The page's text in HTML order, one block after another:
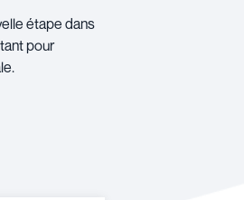
étape dans
pour